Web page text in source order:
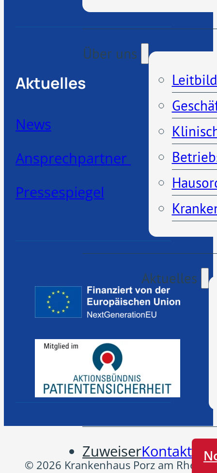
Über uns
Leitbild
Aktuelles
ZuweiserKontakt
Aktuelles
News
Ansprechpartner
Pressespiegel
© 2026 Krankenhaus Porz am Rhein